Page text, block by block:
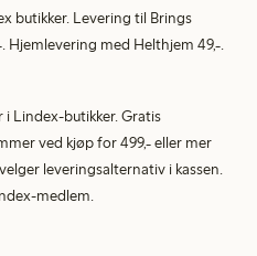
butikker. Levering til Brings
Hjemlevering med Helthjem 49,-.
Lindex-butikker. Gratis
ved kjøp for 499,- eller mer
leveringsalternativ i kassen.
medlem.